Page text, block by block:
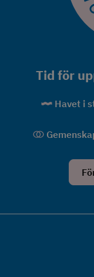
Tid för
Havet i